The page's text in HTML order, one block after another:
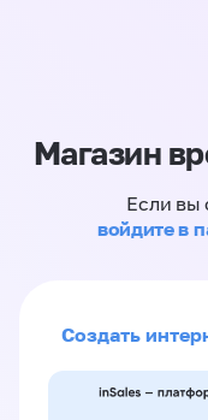
Магазин
Если вы
войдите в
Создать